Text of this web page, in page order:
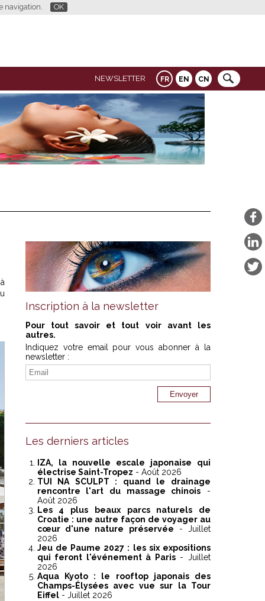
navigation. OK
FR EN CN
NEWSLETTER
Inscription à la newsletter
Pour tout savoir et tout voir avant les
autres.
Indiquez votre email pour vous abonner à la
newsletter :
Les derniers articles
IZA, la nouvelle escale japonaise qui
électrise Saint-Tropez - Août 2026
TUI NA SCULPT : quand le drainage
rencontre l'art du massage chinois -
Août 2026
Les 4 plus beaux parcs naturels de
Croatie : une autre façon de voyager au
cœur d'une nature préservée - Juillet
2026
Jeu de Paume 2027 : les six expositions
qui feront l'événement à Paris- Juillet
2026
Aqua Kyoto : le rooftop japonais des
Champs-Élysées avec vue sur la Tour
Eiffel- Juillet 2026